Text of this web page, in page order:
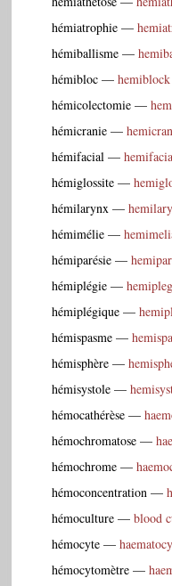
hémiatrophie —
hémiballisme —
hémibloc — hemiblock
hémicolectomie —
hémicranie —
hémifacial —
hémiglossite —
hémilarynx —
hémimélie —
hémiparésie —
hémiplégie —
hémiplégique —
hémispasme —
hémisphère —
hémisystole —
hémocathérèse —
hémochromatose —
hémochrome —
hémoconcentration —
hémoculture — blood
hémocyte —
hémocytomètre —